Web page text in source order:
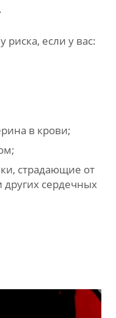
риска, если у вас:
в крови;
страдающие от
сердечных